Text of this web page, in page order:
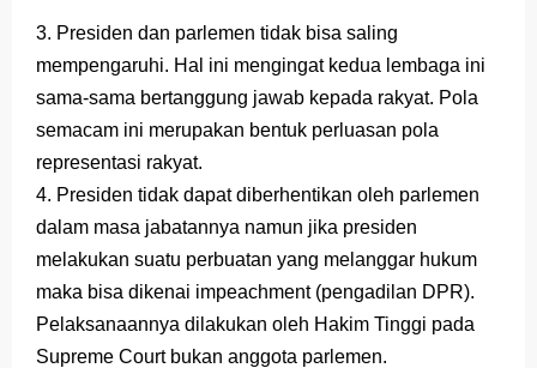
3. Presiden dan parlemen tidak bisa saling
mempengaruhi. Hal ini mengingat kedua lembaga ini
sama-sama bertanggung jawab kepada rakyat. Pola
semacam ini merupakan bentuk perluasan pola
representasi rakyat.
4. Presiden tidak dapat diberhentikan oleh parlemen
dalam masa jabatannya namun jika presiden
melakukan suatu perbuatan yang melanggar hukum
maka bisa dikenai impeachment (pengadilan DPR).
Pelaksanaannya dilakukan oleh Hakim Tinggi pada
Supreme Court bukan anggota parlemen.